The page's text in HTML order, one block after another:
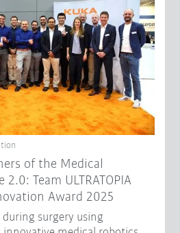
of the Medical
Team ULTRATOPIA
Award 2025
surgery using